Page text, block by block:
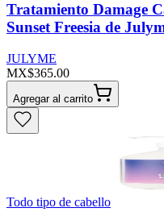
Tratamiento Damage
Sunset Freesia de
JULYME
MX$365.00
Agregar al carrito
Todo tipo de cabello